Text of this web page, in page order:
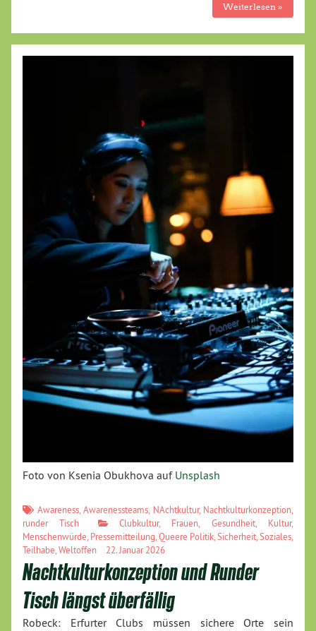
Weiterlesen »
Foto von Ksenia Obukhova auf Unsplash
Awareness, Awarenessteams, NAchtkultur, Nachtkulturkonzeption,
runder Tisch
Clubkultur, Frauen, Gesundheit, Kultur,
Menschenwürde, Pressemitteilung,Queere Politik,Sicherheit,Soziales,
Teilhabe,Weltoffen 22. Januar 2026
Nachtkulturkonzeption und Runder
Tisch längst überfällig
Robeck: Erfurter Clubs müssen sichere Orte sein